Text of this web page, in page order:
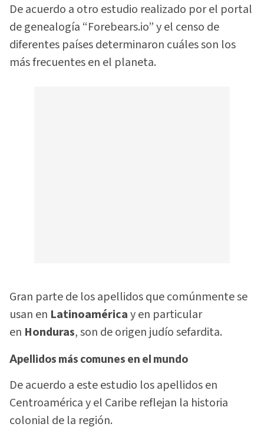
De acuerdo a otro estudio realizado por el portal
de genealogía “Forebears.io” y el censo de
diferentes países determinaron cuáles son los
más frecuentes en el planeta.
Gran parte de los apellidos que comúnmente se
usan en Latinoaméricay en particular
en Honduras, son de origen judío sefardita.
Apellidos más comunes en el mundo
De acuerdo a este estudio los apellidos en
Centroamérica y el Caribe reflejan la historia
colonial de la región.